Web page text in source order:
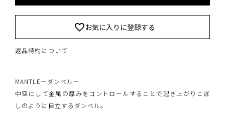
お気に入りに登録する
返品特約について
MANTLEーダンベルー
中空にして金属の厚みをコントロールすることで起き上がりこぼ
しのように自立するダンベル。